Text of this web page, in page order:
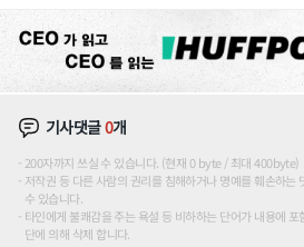
기사댓글0개
200자까지 쓰실 수 있습니다. (현재 0 byte / 최대 400byte)
저작권 등 다른 사람의 권리를 침해하거나 명예를 훼손하는
수 있습니다.
타인에게 불쾌감을 주는 욕설 등 비하하는 단어가 내용에
단에 의해 삭제 합니다.